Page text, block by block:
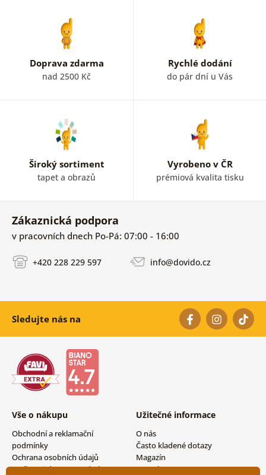
Doprava zdarma
nad 2500 Kč
Rychlé dodání
do pár dní u Vás
Široký sortiment
tapet a obrazů
Vyrobeno v ČR
prémiová kvalita tisku
Zákaznická podpora
v pracovních dnech Po-Pá: 07:00 - 16:00
+420 228 229 597 info@dovido.cz
Sledujte nás na
Vše o nákupu
Obchodní a reklamační
podmínky
Ochrana osobních údajů
Možnosti dopravy a platby
Užitečné informace
O nás
Často kladené dotazy
Magazín
Kontakty